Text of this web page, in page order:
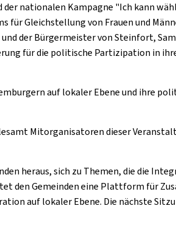
nationalen Kampagne "Ich kann
Gleichstellung von Frauen und
der Bürgermeister von Steinfort,
für die politische Partizipation in
auf lokaler Ebene und ihre
Mitorganisatoren dieser
heraus, sich zu Themen, die die
den Gemeinden eine Plattform für
auf lokaler Ebene. Die nächste